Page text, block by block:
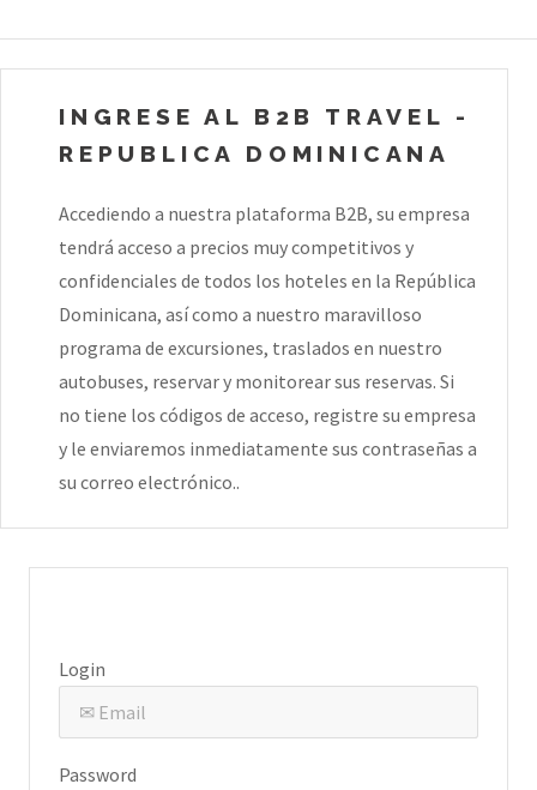
INGRESE AL B2B TRAVEL -
REPUBLICA DOMINICANA
Accediendo a nuestra plataforma B2B, su empresa
tendrá acceso a precios muy competitivos y
confidenciales de todos los hoteles en la República
Dominicana, así como a nuestro maravilloso
programa de excursiones, traslados en nuestro
autobuses, reservar y monitorear sus reservas. Si
no tiene los códigos de acceso, registre su empresa
y le enviaremos inmediatamente sus contraseñas a
su correo electrónico..
Login
Password